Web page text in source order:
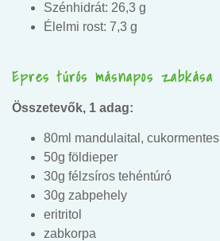
Szénhidrát: 26,3 g
Élelmi rost: 7,3 g
Epres túrós másnapos zabkása
Összetevők, 1 adag:
80ml mandulaital, cukormentes
50g földieper
30g félzsíros tehéntúró
30g zabpehely
eritritol
zabkorpa